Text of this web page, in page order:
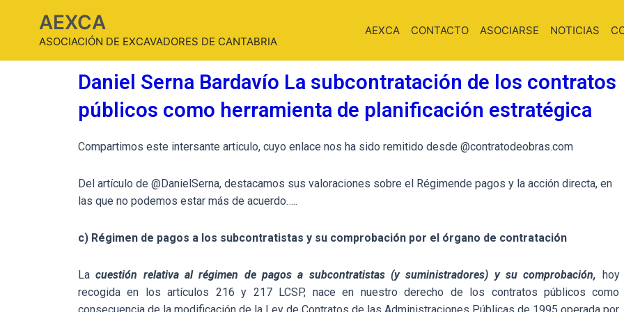
AEXCA
ASOCIACIÓN DE EXCAVADORES DE CANTABRIA
AEXCA CONTACTO ASOCIARSE NOTICIAS
Daniel Serna Bardavío La subcontratación de los contratos
públicos como herramienta de planificación estratégica
Compartimos este intersante articulo, cuyo enlace nos ha sido remitido desde @contratodeobras.com
Del artículo de @DanielSerna, destacamos sus valoraciones sobre el Régimende pagos y la acción directa, en
las que no podemos estar más de acuerdo…..
c) Régimen de pagos a los subcontratistas y su comprobación por el órgano de contratación
La cuestión relativa al régimen de pagos a subcontratistas (y suministradores) y su comprobación, hoy
recogida en los artículos 216 y 217 LCSP, nace en nuestro derecho de los contratos públicos como